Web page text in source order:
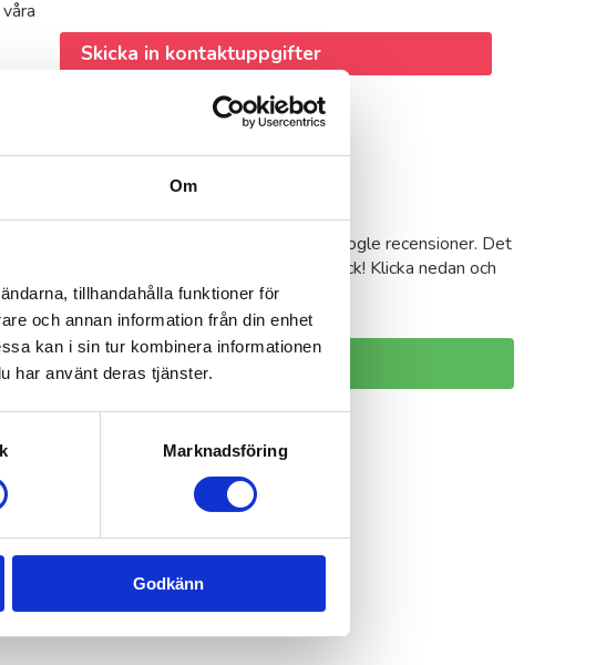
Om
tillhandahålla funktioner för
och annan information från din enhet
kan i sin tur kombinera informationen
har använt deras tjänster.
Marknadsföring
Godkänn
Skicka in kontaktuppgifter
recension om oss?
du vill skriva en recension om oss genom Google recensioner. Det
kan hjälpa andra få bra hjälp så som du fick! Klicka nedan och
Skriv Google recension